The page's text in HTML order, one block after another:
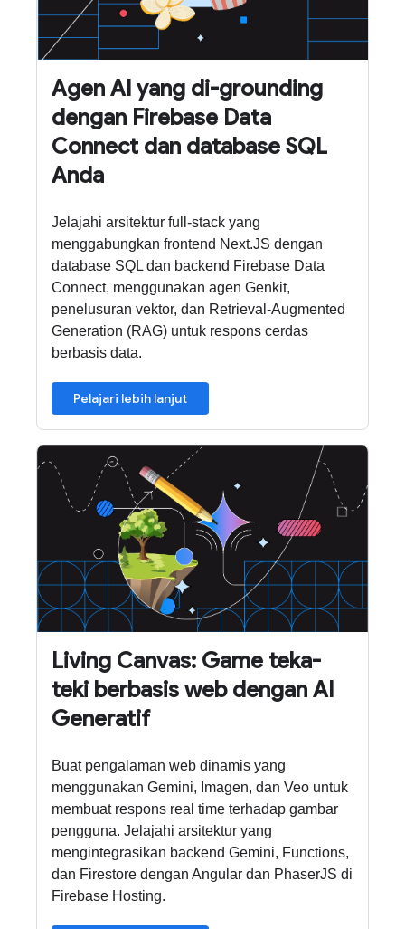
Agen AI yang di-grounding
dengan Firebase Data
Connect dan database SQL
Anda
Jelajahi arsitektur full-stack yang
menggabungkan frontend Next.JS dengan
database SQL dan backend Firebase Data
Connect, menggunakan agen Genkit,
penelusuran vektor, dan Retrieval-Augmented
Generation (RAG) untuk respons cerdas
berbasis data.
Pelajari lebih lanjut
Living Canvas: Game teka-
teki berbasis web dengan AI
Generatif
Buat pengalaman web dinamis yang
menggunakan Gemini, Imagen, dan Veo untuk
membuat respons real time terhadap gambar
pengguna. Jelajahi arsitektur yang
mengintegrasikan backend Gemini, Functions,
dan Firestore dengan Angular dan PhaserJS di
Firebase Hosting.